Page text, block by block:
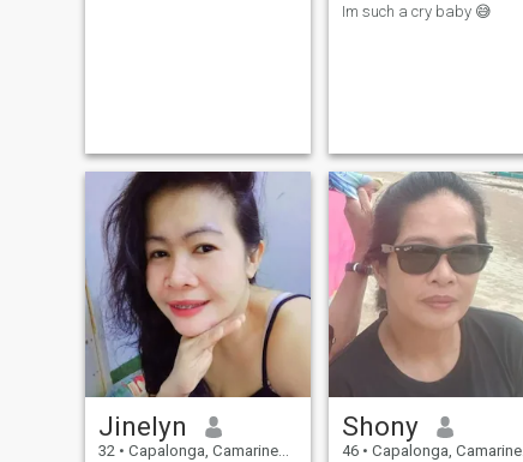
Im such a cry baby 😅
Jinelyn
32 • Capalonga, Camarines Norte, Filippinene
Shony
46 • Capalonga, Camarines Norte, Filippinene